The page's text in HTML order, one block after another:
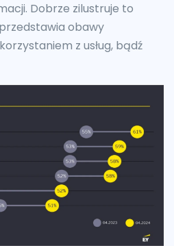
Dobrze zilustruje to
obawy
z usług, bądź